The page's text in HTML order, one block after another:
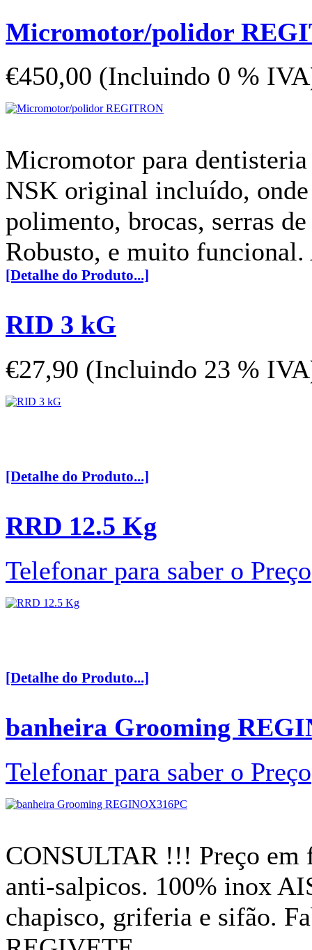
Micromotor/polidor
€450,00 (Incluindo 0 %
Micromotor para
NSK original incluído, onde
polimento, brocas, serras
Robusto, e muito
[Detalhe do Produto...]
RID 3 kG
€27,90 (Incluindo 23 %
[Detalhe do Produto...]
RRD 12.5 Kg
Telefonar para saber o Preço
[Detalhe do Produto...]
banheira Grooming
Telefonar para saber o Preço
CONSULTAR !!! Preço em
anti-salpicos. 100% inox
chapisco, griferia e sifão.